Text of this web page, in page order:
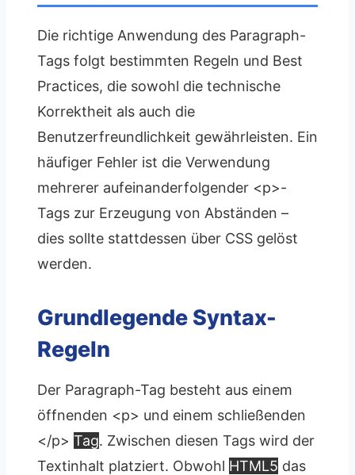
Die richtige Anwendung des Paragraph-
Tags folgt bestimmten Regeln und Best
Practices, die sowohl die technische
Korrektheit als auch die
Benutzerfreundlichkeit gewährleisten. Ein
häufiger Fehler ist die Verwendung
mehrerer aufeinanderfolgender <p>-
Tags zur Erzeugung von Abständen –
dies sollte stattdessen über CSS gelöst
werden.
Grundlegende Syntax-
Regeln
Der Paragraph-Tag besteht aus einem
öffnenden <p> und einem schließenden
</p> Tag. Zwischen diesen Tags wird der
Textinhalt platziert. Obwohl HTML5 das